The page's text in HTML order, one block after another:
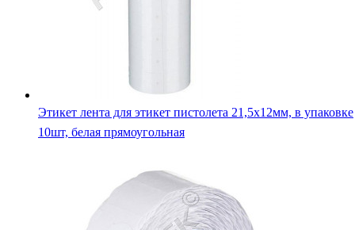
Этикет лента для этикет пистолета 21,5х12мм, в упаковке
10шт, белая прямоугольная